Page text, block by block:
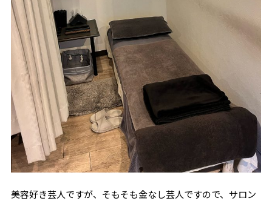
美容好き芸人ですが、そもそも金なし芸人ですので、サロン